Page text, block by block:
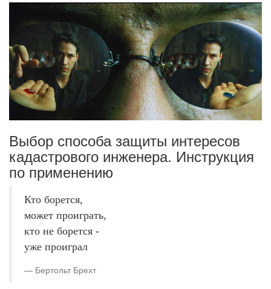
Выбор способа защиты интересов
кадастрового инженера. Инструкция
по применению
Кто борется,
может проиграть,
кто не борется -
уже проиграл
Бертольт Брехт